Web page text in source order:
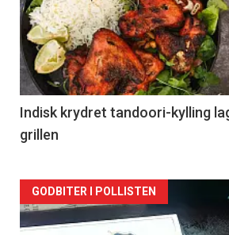
akkurat
nå
-
2
Indisk krydret tandoori-kylling
grillen
Forsiden
akkurat
GODBITER I POLLISTEN